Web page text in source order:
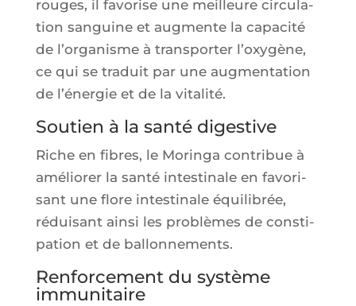
rouges, il favo­rise une meilleure cir­cu­la­
tion san­guine et aug­mente la capa­ci­té
de l’or­ga­nisme à trans­por­ter l’oxy­gène,
ce qui se tra­duit par une aug­men­ta­tion
de l’éner­gie et de la vitalité.
Soutien à la santé digestive
Riche en fibres, le Morin­ga contri­bue à
amé­lio­rer la san­té intes­ti­nale en favo­ri­
sant une flore intes­ti­nale équi­li­brée,
rédui­sant ain­si les pro­blèmes de consti­
pa­tion et de ballonnements.
Renforcement du système
immunitaire